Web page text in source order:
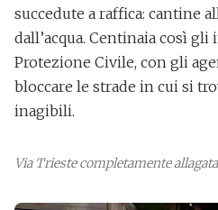
succedute a raffica: cantine
dall’acqua. Centinaia così gli
Protezione Civile, con gli
bloccare le strade in cui si
inagibili.
Via Trieste completamente allagata